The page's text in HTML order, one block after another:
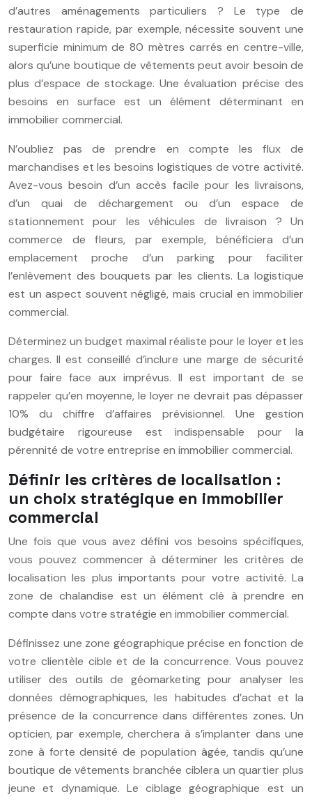
d’autres aménagements particuliers ? Le type de
restauration rapide, par exemple, nécessite souvent une
superficie minimum de 80 mètres carrés en centre-ville,
alors qu’une boutique de vêtements peut avoir besoin de
plus d’espace de stockage. Une évaluation précise des
besoins en surface est un élément déterminant en
immobilier commercial.
N’oubliez pas de prendre en compte les flux de
marchandises et les besoins logistiques de votre activité.
Avez-vous besoin d’un accès facile pour les livraisons,
d’un quai de déchargement ou d’un espace de
stationnement pour les véhicules de livraison ? Un
commerce de fleurs, par exemple, bénéficiera d’un
emplacement proche d’un parking pour faciliter
l’enlèvement des bouquets par les clients. La logistique
est un aspect souvent négligé, mais crucial en immobilier
commercial.
Déterminez un budget maximal réaliste pour le loyer et les
charges. Il est conseillé d’inclure une marge de sécurité
pour faire face aux imprévus. Il est important de se
rappeler qu’en moyenne, le loyer ne devrait pas dépasser
10% du chiffre d’affaires prévisionnel. Une gestion
budgétaire rigoureuse est indispensable pour la
pérennité de votre entreprise en immobilier commercial.
Définir les critères de localisation :
un choix stratégique en immobilier
commercial
Une fois que vous avez défini vos besoins spécifiques,
vous pouvez commencer à déterminer les critères de
localisation les plus importants pour votre activité. La
zone de chalandise est un élément clé à prendre en
compte dans votre stratégie en immobilier commercial.
Définissez une zone géographique précise en fonction de
votre clientèle cible et de la concurrence. Vous pouvez
utiliser des outils de géomarketing pour analyser les
données démographiques, les habitudes d’achat et la
présence de la concurrence dans différentes zones. Un
opticien, par exemple, cherchera à s’implanter dans une
zone à forte densité de population âgée, tandis qu’une
boutique de vêtements branchée ciblera un quartier plus
jeune et dynamique. Le ciblage géographique est un